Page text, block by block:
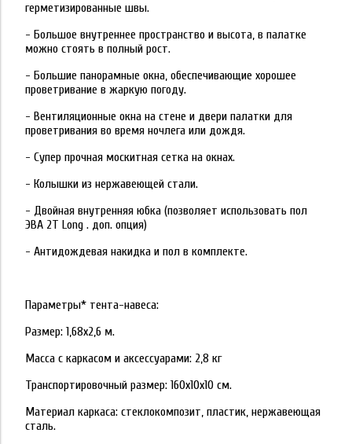
герметизированные швы.
- Большое внутреннее пространство и высота, в палатке
можно стоять в полный рост.
- Большие панорамные окна, обеспечивающие хорошее
проветривание в жаркую погоду.
- Вентиляционные окна на стене и двери палатки для
проветривания во время ночлега или дождя.
- Супер прочная москитная сетка на окнах.
- Колышки из нержавеющей стали.
- Двойная внутренняя юбка (позволяет использовать пол
ЭВА 2Т Long . доп. опция)
- Антидождевая накидка и пол в комплекте.
Параметры* тента-навеса:
Размер: 1,68х2,6 м.
Масса с каркасом и аксессуарами: 2,8 кг
Транспортировочный размер: 160х10х10 см.
Материал каркаса: стеклокомпозит, пластик, нержавеющая
сталь.